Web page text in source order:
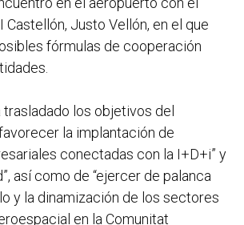
Castellón, Justo Vellón, en el que
fórmulas de cooperación
trasladado los objetivos del
la implantación de
conectadas con la I+D+i” y
así como de “ejercer de palanca
y la dinamización de los sectores
en la Comunitat